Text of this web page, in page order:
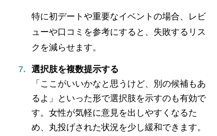
特に初デートや重要なイベントの場合、レビ
ューや口コミを参考にすると、失敗するリス
クを減らせます。
選択肢を複数提示する
「ここがいいかなと思うけど、別の候補もあ
るよ」といった形で選択肢を示すのも有効で
す。女性が気軽に意見を出しやすくなるた
め、丸投げされた状況を少し緩和できます。